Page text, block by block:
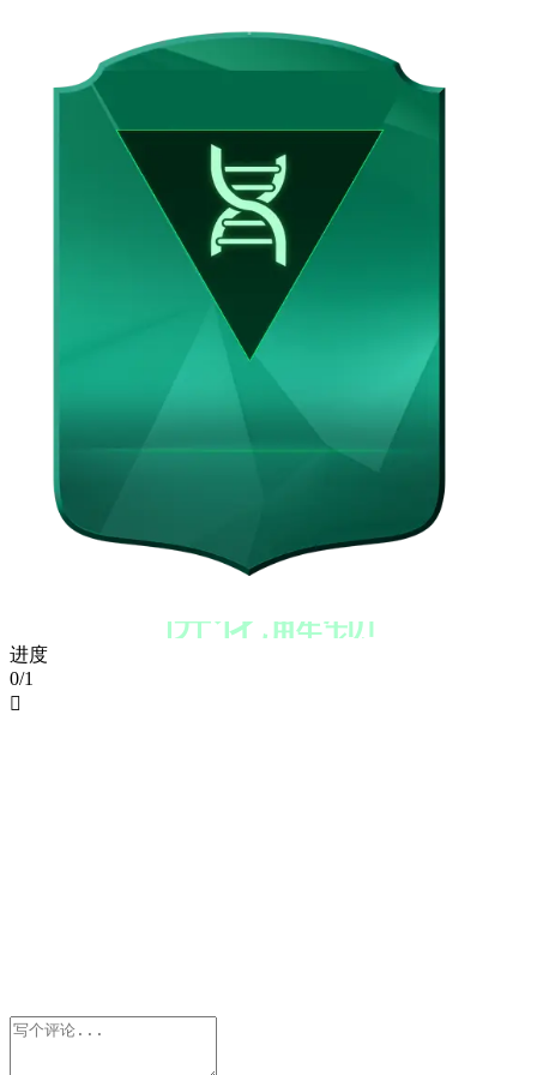
进化解锁
进度
0/1
